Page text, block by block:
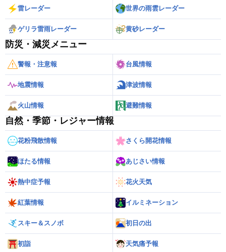
雷レーダー 世界の雨雲レーダー
ゲリラ雷雨レーダー 黄砂レーダー
防災・減災メニュー
警報・注意報 台風情報
地震情報 津波情報
火山情報 避難情報
自然・季節・レジャー情報
花粉飛散情報 さくら開花情報
ほたる情報 あじさい情報
熱中症予報 花火天気
紅葉情報 イルミネーション
スキー＆スノボ 初日の出
初詣 天気痛予報